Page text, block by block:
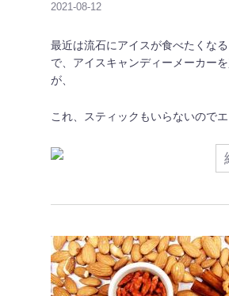
2021-08-12
最近は流石にアイスが食べたくな
で、アイスキャンディーメーカー
が、
これ、スティックもいらないのでエ